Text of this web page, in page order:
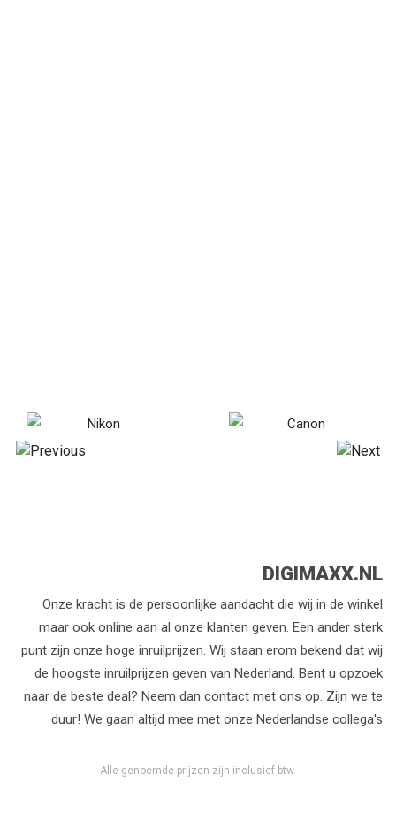
DIGIMAXX.NL
Onze kracht is de persoonlijke aandacht die wij in de winkel
maar ook online aan al onze klanten geven. Een ander sterk
punt zijn onze hoge inruilprijzen. Wij staan erom bekend dat wij
de hoogste inruilprijzen geven van Nederland. Bent u opzoek
naar de beste deal? Neem dan contact met ons op. Zijn we te
duur! We gaan altijd mee met onze Nederlandse collega's
Alle genoemde prijzen zijn inclusief btw.